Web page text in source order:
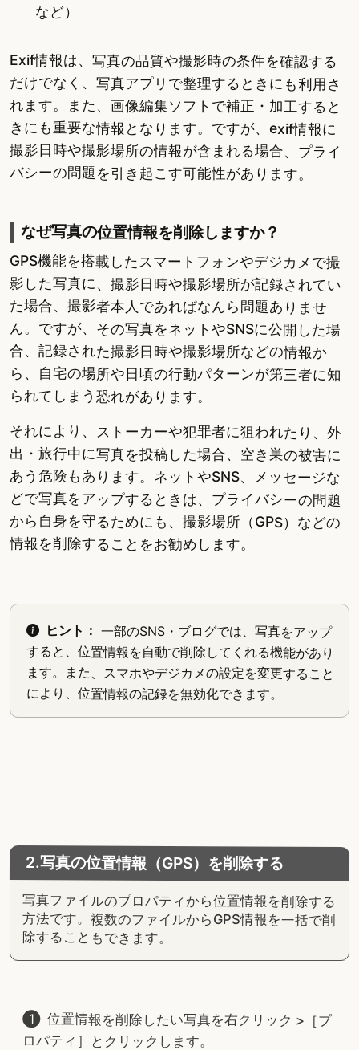
など）
Exif情報は、写真の品質や撮影時の条件を確認する
だけでなく、写真アプリで整理するときにも利用さ
れます。また、画像編集ソフトで補正・加工すると
きにも重要な情報となります。ですが、exif情報に
撮影日時や撮影場所の情報が含まれる場合、プライ
バシーの問題を引き起こす可能性があります。
なぜ写真の位置情報を削除しますか？
GPS機能を搭載したスマートフォンやデジカメで撮
影した写真に、撮影日時や撮影場所が記録されてい
た場合、撮影者本人であればなんら問題ありませ
ん。ですが、その写真をネットやSNSに公開した場
合、記録された撮影日時や撮影場所などの情報か
ら、自宅の場所や日頃の行動パターンが第三者に知
られてしまう恐れがあります。
それにより、ストーカーや犯罪者に狙われたり、外
出・旅行中に写真を投稿した場合、空き巣の被害に
あう危険もあります。ネットやSNS、メッセージな
どで写真をアップするときは、プライバシーの問題
から自身を守るためにも、撮影場所（GPS）などの
情報を削除することをお勧めします。
ヒント： 一部のSNS・ブログでは、写真をアップ
すると、位置情報を自動で削除してくれる機能があり
ます。また、スマホやデジカメの設定を変更すること
により、位置情報の記録を無効化できます。
2.写真の位置情報（GPS）を削除する
写真ファイルのプロパティから位置情報を削除する
方法です。複数のファイルからGPS情報を一括で削
除することもできます。
位置情報を削除したい写真を右クリック >［プ
ロパティ］とクリックします。